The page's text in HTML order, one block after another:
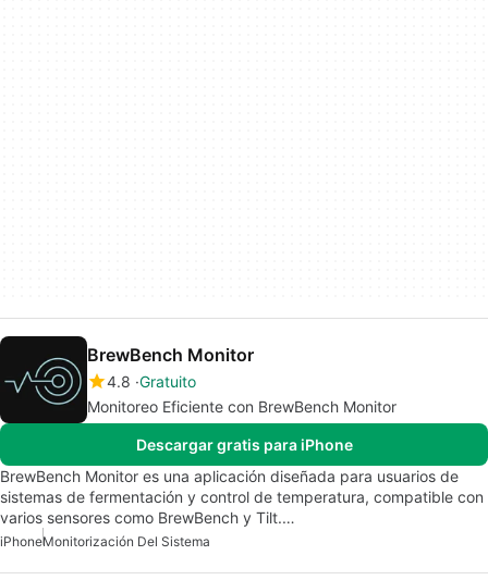
BrewBench Monitor
4.8 Gratuito
Monitoreo Eficiente con BrewBench Monitor
Descargar gratis para iPhone
BrewBench Monitor es una aplicación diseñada para usuarios de
sistemas de fermentación y control de temperatura, compatible con
varios sensores como BrewBench y Tilt.…
iPhoneMonitorización Del Sistema